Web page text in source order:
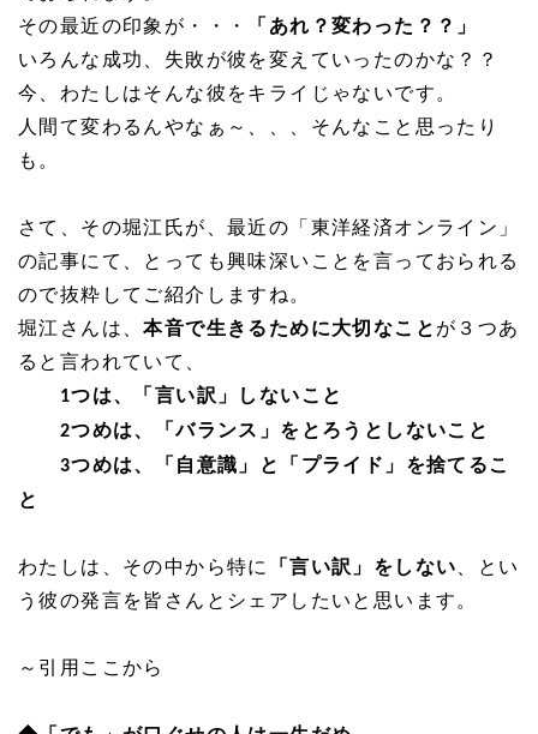
その最近の印象が・・・
「あれ？変わった？？」
いろんな成功、失敗が彼を変えていったのかな？？
今、わたしはそんな彼をキライじゃないです。
人間て変わるんやなぁ～、、、そんなこと思ったり
も。
さて、その堀江氏が、最近の「東洋経済オンライン」
の記事にて、とっても興味深いことを言っておられる
ので抜粋してご紹介しますね。
堀江さんは、本音で生きるために大切なこと が３つあ
ると言われていて、
1つは、「言い訳」しないこと
2つめは、「バランス」をとろうとしないこと
3つめは、「自意識」と「プライド」を捨てるこ
と
わたしは、その中から特に 「言い訳」をしない 、とい
う彼の発言を皆さんとシェアしたいと思います。
～引用ここから